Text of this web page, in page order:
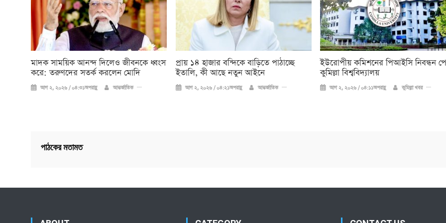
মাদক সাময়িক আনন্দ দিলেও জীবনকে ধ্বংস
করে: তরুণদের সতর্ক করলেন মোদি
আগ ২, ২০২৬ / ০৪:৩১অপরাহ্ণ আন্তর্জাতিক
প্রায় ১৪ হাজার বন্দিকে বাড়িতে পাঠাচ্ছে
ইতালি, কী আছে নতুন আইনে
আগ ২, ২০২৬ / ০৪:২১অপরাহ্ণ আন্তর্জাতিক
ইউরোপীয় কমিশনের পিআইসি নিবন্ধন
কুমিল্লা বিশ্ববিদ্যালয়
আগ ২, ২০২৬ / ০৪:১১অপরাহ্ণ কুমিল্লা খবর
পাঠকের মতামত